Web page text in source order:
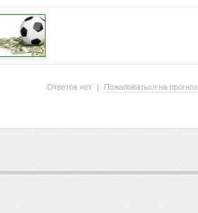
Ответов нет | Пожаловаться на прогноз